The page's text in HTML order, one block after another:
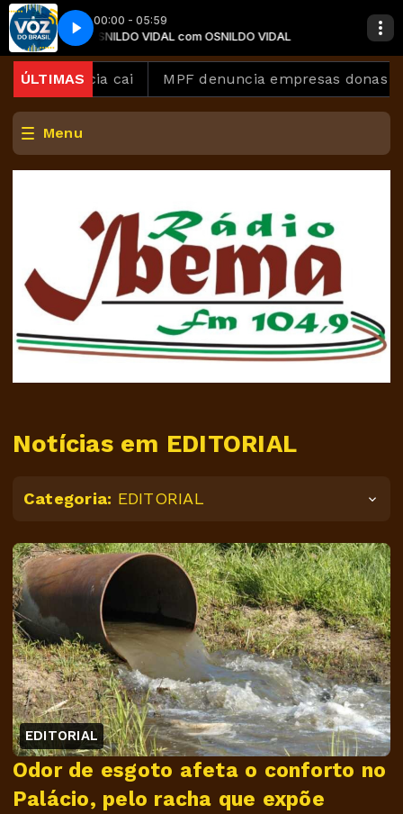
00:00 - 05:59
OSNILDO VIDAL com OSNILDO VIDAL
A Voz do Brasil - Completo
ÚLTIMAS
cai MPF denuncia empresas donas de
Menu
Notícias em EDITORIAL
Categoria: EDITORIAL
EDITORIAL
Odor de esgoto afeta o conforto no
Palácio, pelo racha que expõe